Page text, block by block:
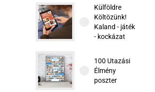
Külföldre
Költözünk!
Kaland - játék
- kockázat
100 Utazási
Élmény
poszter